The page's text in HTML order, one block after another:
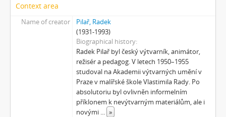
[Subseries] Lampyris
[Subseries] Marienbad
[Subseries] Somnia Molitori / Miller’s visions
[Subseries] Na vrcholu / Zebín
[Subseries] Tvář
[Subseries] Kontrasty života
[Subseries] Kosmické turbulence
[Subseries] Cosmos – Křižíkova fontána
Context area
Name of creator
Pilař, Radek
(1931-1993)
Biographical history
Radek Pilař byl český výtvarník, animátor,
režisér a pedagog. V letech 1950–1955
studoval na Akademii výtvarných umění v
Praze v malířské škole Vlastimila Rady. Po
absolutoriu byl ovlivněn informelním
příklonem k nevýtvarným materiálům, ale i
novými
»